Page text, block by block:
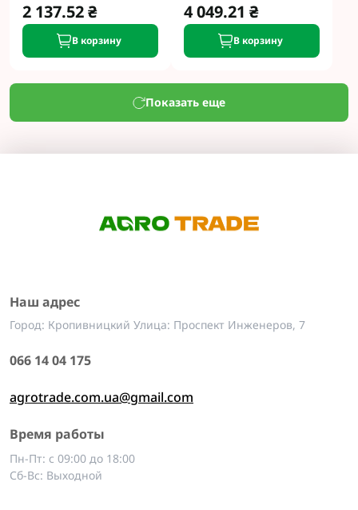
2 137.52 ₴
В корзину
4 049.21 ₴
В корзину
Показать еще
Наш адрес
Город: Кропивницкий Улица: Проспект Инженеров, 7
066 14 04 175
agrotrade.com.ua@gmail.com
Время работы
Пн-Пт: с 09:00 до 18:00
Сб-Вс: Выходной